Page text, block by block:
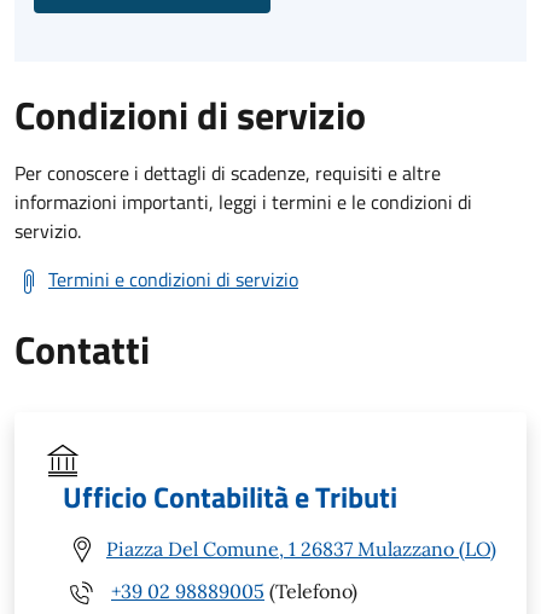
Condizioni di servizio
Per conoscere i dettagli di scadenze, requisiti e altre
informazioni importanti, leggi i termini e le condizioni di
servizio.
Termini e condizioni di servizio
Contatti
Ufficio Contabilità e Tributi
Piazza Del Comune, 1 26837 Mulazzano (LO)
+39 02 98889005 (Telefono)